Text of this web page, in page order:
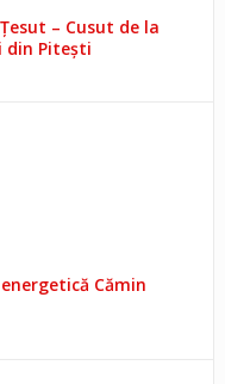
– Cusut de la
din Pitești
Cămin